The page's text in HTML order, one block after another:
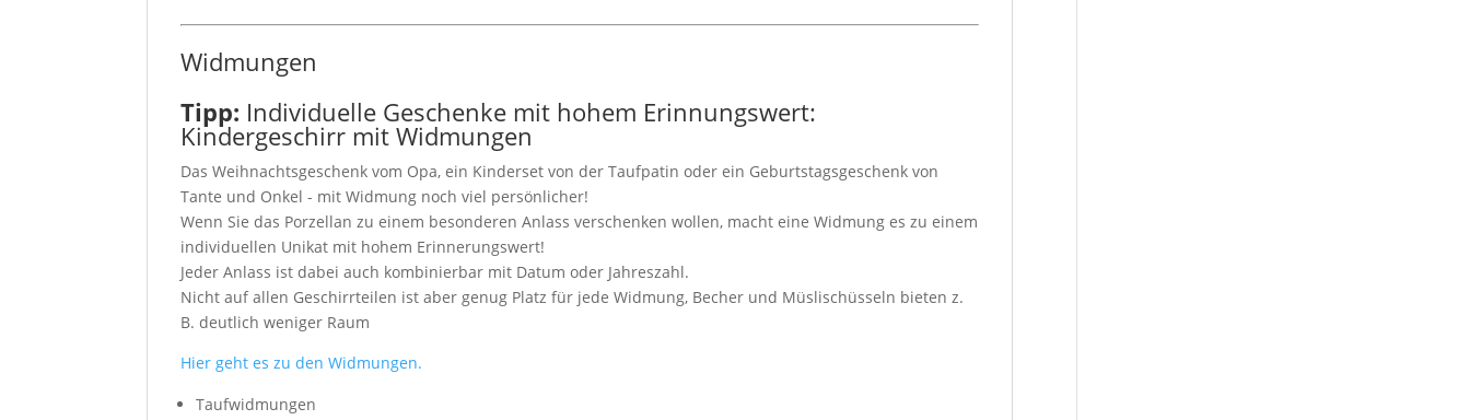
Widmungen
Tipp: Individuelle Geschenke mit hohem Erinnungswert:
Kindergeschirr mit Widmungen
Das Weihnachtsgeschenk vom Opa, ein Kinderset von der Taufpatin oder ein Geburtstagsgeschenk von
Tante und Onkel - mit Widmung noch viel persönlicher!
Wenn Sie das Porzellan zu einem besonderen Anlass verschenken wollen, macht eine Widmung es zu einem
individuellen Unikat mit hohem Erinnerungswert!
Jeder Anlass ist dabei auch kombinierbar mit Datum oder Jahreszahl.
Nicht auf allen Geschirrteilen ist aber genug Platz für jede Widmung, Becher und Müslischüsseln bieten z.
B. deutlich weniger Raum
Hier geht es zu den Widmungen.
Taufwidmungen